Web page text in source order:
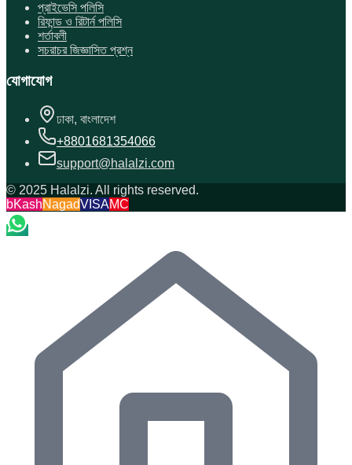
প্রাইভেসি পলিসি
রিফান্ড ও রিটার্ন পলিসি
শর্তাবলী
সচরাচর জিজ্ঞাসিত প্রশ্ন
যোগাযোগ
ঢাকা, বাংলাদেশ
+8801681354066
support@halalzi.com
© 2025 Halalzi. All rights reserved.
bKashNagadVISAMC